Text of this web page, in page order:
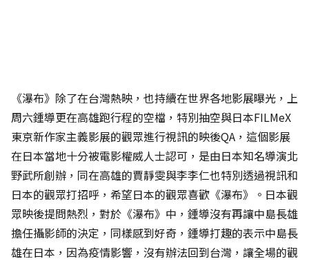
《瀑布》除了在台灣熱映，也持續在世界各地影展曝光，上
周六鍾導更在高雄跑行程的空檔，特別抽空與日本FILMeX
東京新作家主義影展的觀眾進行視訊的映後QA，這個影展
在日本當地十分被電影權威人士認可，是由日本知名導演北
野武所創辦，同在高雄的賈靜雯與李李仁也特別透過視訊和
日本的觀眾打招呼，希望日本的觀眾喜歡《瀑布》。日本觀
眾映後提問熱烈，對於《瀑布》中，鍾導沒有再讓中島長雄
擔任攝影師的決定，同樣感到好奇，鍾導打趣的表示中島長
雄在日本，因為疫情影響，沒有辦法回到台灣，讓全場的觀